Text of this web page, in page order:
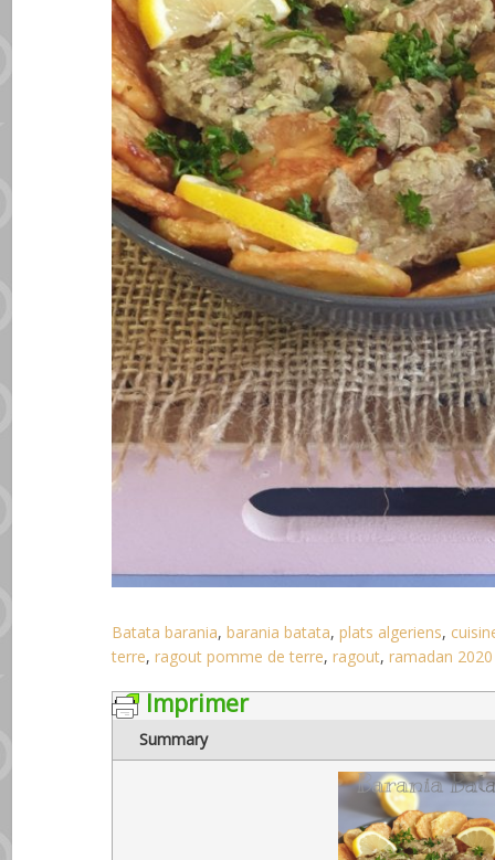
Batata barania,barania batata,plats algeriens,
terre,ragout pomme de terre,ragout,ramadan 2020
Imprimer
Summary